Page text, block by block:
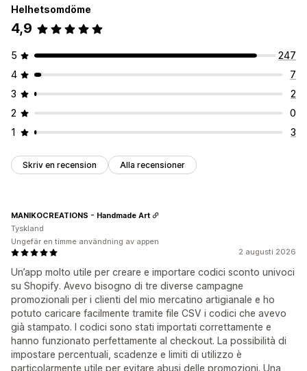
Helhetsomdöme
4,9
5
247
4
7
3
2
2
0
1
3
Skriv en recension Alla recensioner
2 augusti 2026
Un’app molto utile per creare e importare codici sconto univoci
su Shopify. Avevo bisogno di tre diverse campagne
promozionali per i clienti del mio mercatino artigianale e ho
potuto caricare facilmente tramite file CSV i codici che avevo
già stampato. I codici sono stati importati correttamente e
hanno funzionato perfettamente al checkout. La possibilità di
impostare percentuali, scadenze e limiti di utilizzo è
particolarmente utile per evitare abusi delle promozioni. Una
MANIKOCREATIONS - Handmade Art
Tyskland
Ungefär en timme användning av appen